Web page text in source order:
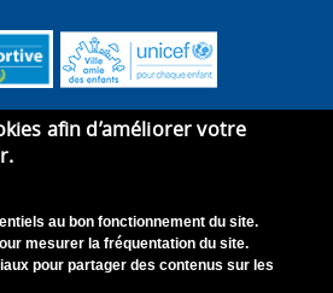
afin d’améliorer votre
au bon fonctionnement du site.
mesurer la fréquentation du site.
pour partager des contenus sur les